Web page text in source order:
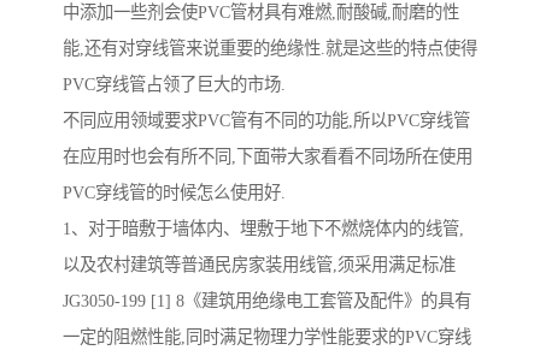
中添加一些剂会使PVC管材具有难燃,耐酸碱,耐磨的性
能,还有对穿线管来说重要的绝缘性.就是这些的特点使得
PVC穿线管占领了巨大的市场.
不同应用领域要求PVC管有不同的功能,所以PVC穿线管
在应用时也会有所不同,下面带大家看看不同场所在使用
PVC穿线管的时候怎么使用好.
1、对于暗敷于墙体内、埋敷于地下不燃烧体内的线管,
以及农村建筑等普通民房家装用线管,须采用满足标准
JG3050-199 [1] 8《建筑用绝缘电工套管及配件》的具有
一定的阻燃性能,同时满足物理力学性能要求的PVC穿线